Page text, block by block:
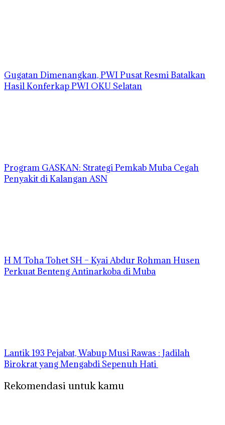
Gugatan Dimenangkan, PWI Pusat Resmi Batalkan
Hasil Konferkap PWI OKU Selatan
Program GASKAN: Strategi Pemkab Muba Cegah
Penyakit di Kalangan ASN
H M Toha Tohet SH – Kyai Abdur Rohman Husen
Perkuat Benteng Antinarkoba di Muba
‎Lantik 193 Pejabat, Wabup Musi Rawas : Jadilah
Birokrat yang Mengabdi Sepenuh Hati
Rekomendasi untuk kamu